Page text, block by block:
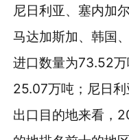
尼日利亚、塞内加
马达加斯加、韩国
进口数量为73.52
25.07万吨；尼日
出口目的地来看，